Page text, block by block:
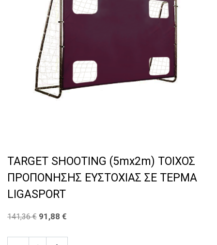
TARGET SHOOTING (5mx2m) ΤΟΙΧΟΣ
ΠΡΟΠΟΝΗΣΗΣ ΕΥΣΤΟΧΙΑΣ ΣΕ ΤΕΡΜΑ
LIGASPORT
141,36€ 91,88 €